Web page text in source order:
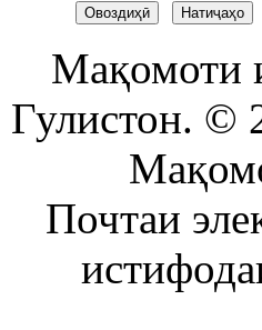
Мақомоти
Гулистон. ©
Почтаи